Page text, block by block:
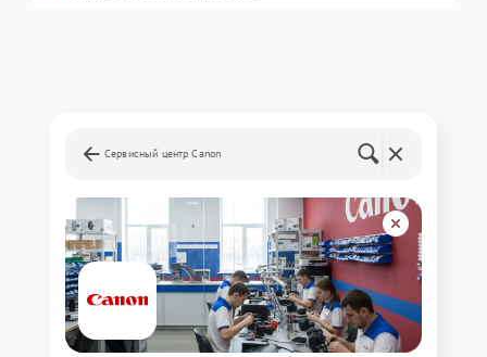
Сервисный центр Canon